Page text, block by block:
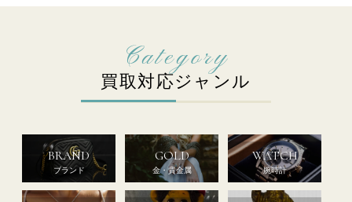
買取対応ジャンル
BRAND
ブランド
GOLD
金・貴金属
WATCH
腕時計